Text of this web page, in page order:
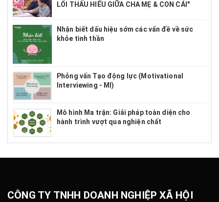
LỐI THẤU HIỂU GIỮA CHA MẸ & CON CÁI"
Nhận biết dấu hiệu sớm các vấn đề về sức
khỏe tình thần
Phỏng vấn Tạo động lực (Motivational
Interviewing - MI)
Mô hình Ma trận: Giải pháp toàn diện cho
hành trình vượt qua nghiện chất
CÔNG TY TNHH DOANH NGHIỆP XÃ HỘI